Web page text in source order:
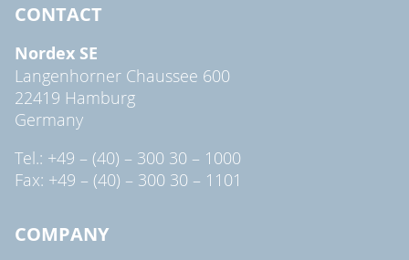
CONTACT
Nordex SE
Langenhorner Chaussee 600
22419 Hamburg
Germany
Tel.: +49 – (40) – 300 30 – 1000
Fax: +49 – (40) – 300 30 – 1101
COMPANY